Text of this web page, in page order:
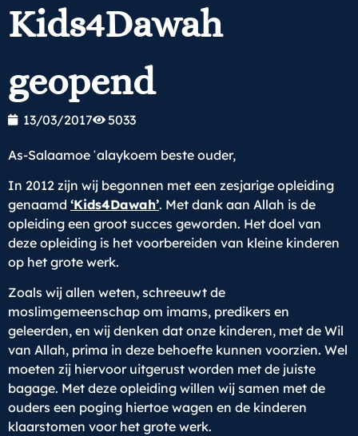
Kids4Dawah
geopend
13/03/2017 5033
As-Salaamoe ʿalaykoem beste ouder,
In 2012 zijn wij begonnen met een zesjarige opleiding
genaamd ‘Kids4Dawah’. Met dank aan Allah is de
opleiding een groot succes geworden. Het doel van
deze opleiding is het voorbereiden van kleine kinderen
op het grote werk.
Zoals wij allen weten, schreeuwt de
moslimgemeenschap om imams, predikers en
geleerden, en wij denken dat onze kinderen, met de Wil
van Allah, prima in deze behoefte kunnen voorzien. Wel
moeten zij hiervoor uitgerust worden met de juiste
bagage. Met deze opleiding willen wij samen met de
ouders een poging hiertoe wagen en de kinderen
klaarstomen voor het grote werk.